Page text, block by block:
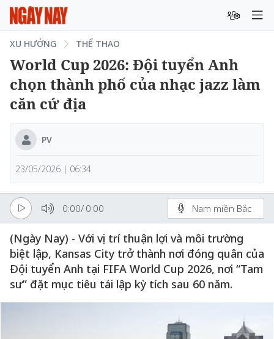
XU HƯỚNG THỂ THAO
World Cup 2026: Đội tuyển Anh
chọn thành phố của nhạc jazz làm
căn cứ địa
PV
23/05/2026 | 06:34
0:00/ 0:00 Nam miền Bắc
(Ngày Nay) - Với vị trí thuận lợi và môi trường
biệt lập, Kansas City trở thành nơi đóng quân của
Đội tuyển Anh tại FIFA World Cup 2026, nơi “Tam
sư” đặt mục tiêu tái lập kỳ tích sau 60 năm.